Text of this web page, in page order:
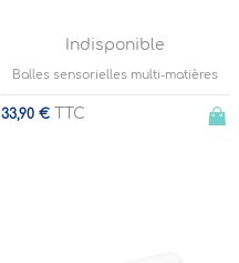
Indisponible
Balles sensorielles multi-matières
33,90 € TTC